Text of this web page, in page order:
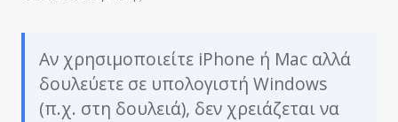
Αν χρησιμοποιείτε iPhone ή Mac αλλά
δουλεύετε σε υπολογιστή Windows
(π.χ. στη δουλειά), δεν χρειάζεται να